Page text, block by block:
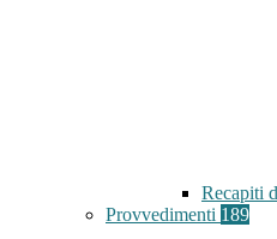
Recapiti
Provvedimenti 189